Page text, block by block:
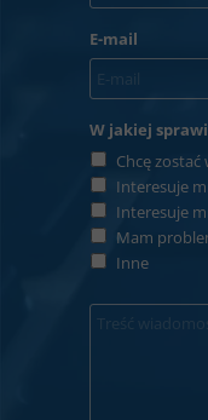
E-mail
W jakiej
Chcę zostać
Interesuje
Interesuje
Mam
Inne